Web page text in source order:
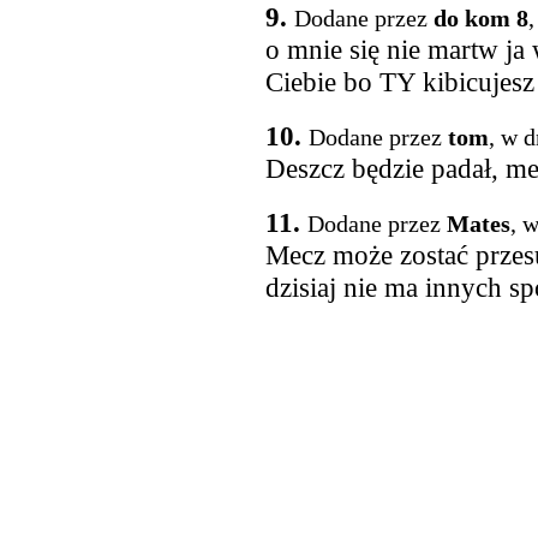
9. Dodane przez do kom 8
o mnie się nie martw
Ciebie bo TY
10. Dodane przez tom, w
Deszcz będzie padał,
11. Dodane przez Mates,
Mecz może zostać
dzisiaj nie ma innych